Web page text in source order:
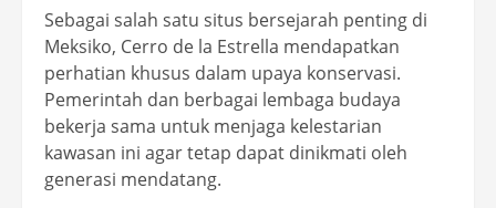
Sebagai salah satu situs bersejarah penting di
Meksiko, Cerro de la Estrella mendapatkan
perhatian khusus dalam upaya konservasi.
Pemerintah dan berbagai lembaga budaya
bekerja sama untuk menjaga kelestarian
kawasan ini agar tetap dapat dinikmati oleh
generasi mendatang.